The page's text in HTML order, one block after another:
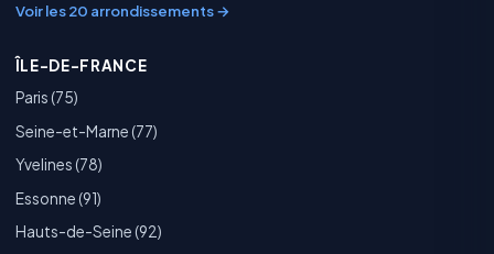
Voir les 20 arrondissements →
ÎLE-DE-FRANCE
Paris (75)
Seine-et-Marne (77)
Yvelines (78)
Essonne (91)
Hauts-de-Seine (92)